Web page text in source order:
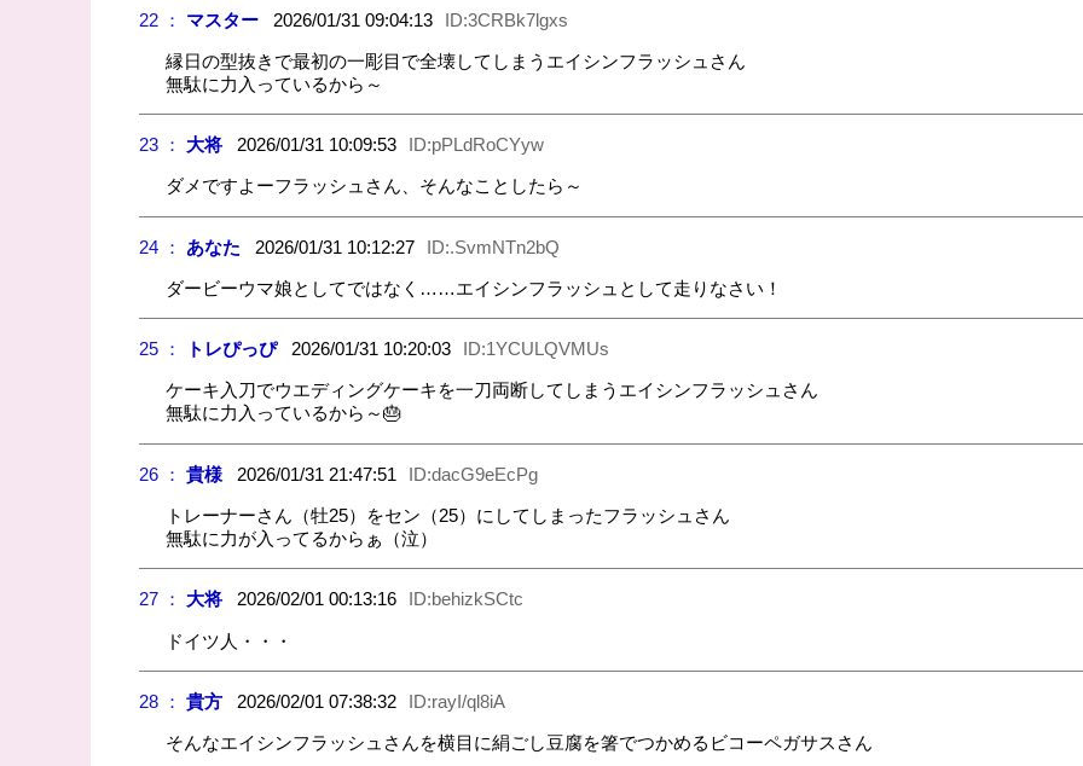
22 ： マスター2026/01/31 09:04:13 ID:3CRBk7lgxs
縁日の型抜きで最初の一彫目で全壊してしまうエイシンフラッシュさん
無駄に力入っているから～
23 ： 大将2026/01/31 10:09:53 ID:pPLdRoCYyw
ダメですよーフラッシュさん、そんなことしたら～
24 ： あなた 2026/01/31 10:12:27 ID:.SvmNTn2bQ
ダービーウマ娘としてではなく……エイシンフラッシュとして走りなさい！
25 ： トレぴっぴ2026/01/31 10:20:03 ID:1YCULQVMUs
ケーキ入刀でウエディングケーキを一刀両断してしまうエイシンフラッシュさん
無駄に力入っているから～🎂
26 ： 貴様2026/01/31 21:47:51 ID:dacG9eEcPg
トレーナーさん（牡25）をセン（25）にしてしまったフラッシュさん
無駄に力が入ってるからぁ（泣）
27 ： 大将2026/02/01 00:13:16 ID:behizkSCtc
ドイツ人・・・
28 ： 貴方2026/02/01 07:38:32 ID:rayI/ql8iA
そんなエイシンフラッシュさんを横目に絹ごし豆腐を箸でつかめるビコーペガサスさん